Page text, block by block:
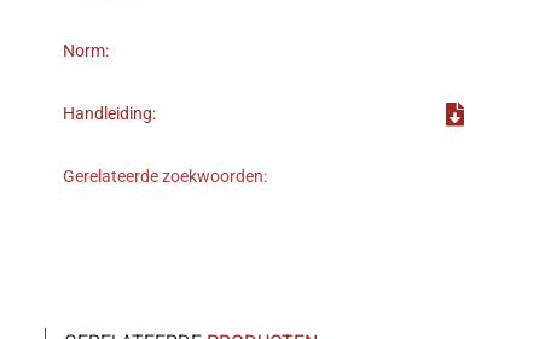
Norm:
Handleiding:
Gerelateerde zoekwoorden: